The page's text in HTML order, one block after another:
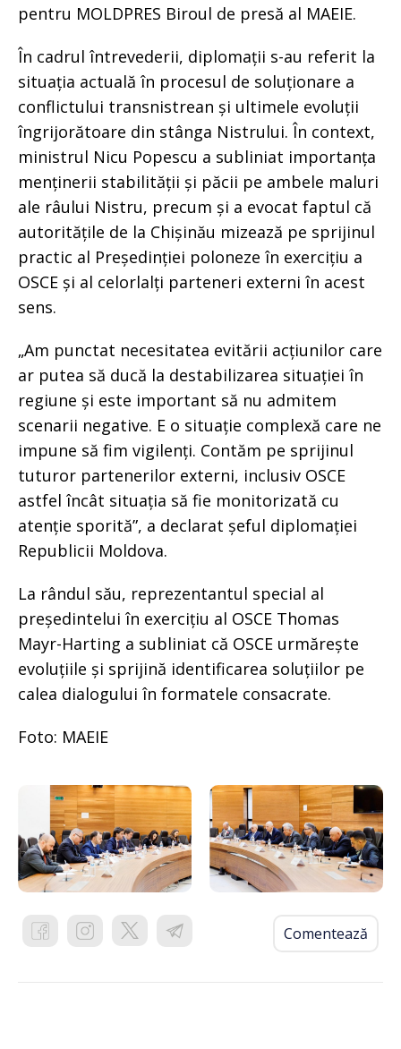
pentru MOLDPRES Biroul de presă al MAEIE.
În cadrul întrevederii, diplomații s-au referit la
situația actuală în procesul de soluționare a
conflictului transnistrean și ultimele evoluții
îngrijorătoare din stânga Nistrului. În context,
ministrul Nicu Popescu a subliniat importanța
menținerii stabilității și păcii pe ambele maluri
ale râului Nistru, precum și a evocat faptul că
autoritățile de la Chișinău mizează pe sprijinul
practic al Președinției poloneze în exercițiu a
OSCE și al celorlalți parteneri externi în acest
sens.
„Am punctat necesitatea evitării acțiunilor care
ar putea să ducă la destabilizarea situației în
regiune și este important să nu admitem
scenarii negative. E o situație complexă care ne
impune să fim vigilenți. Contăm pe sprijinul
tuturor partenerilor externi, inclusiv OSCE
astfel încât situația să fie monitorizată cu
atenție sporită”, a declarat șeful diplomației
Republicii Moldova.
La rândul său, reprezentantul special al
președintelui în exercițiu al OSCE Thomas
Mayr-Harting a subliniat că OSCE urmărește
evoluțiile și sprijină identificarea soluțiilor pe
calea dialogului în formatele consacrate.
Foto: MAEIE
Comentează